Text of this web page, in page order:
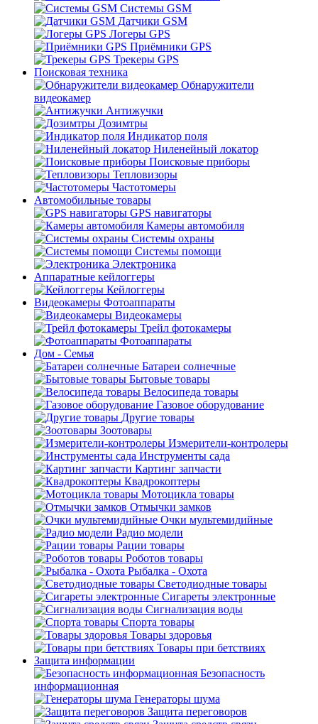
Системы GSM
Датчики GSM
Логеры GPS
Приёмники GPS
Трекеры GPS
Поисковая техника
Обнаружители
видеокамер
Антижучки
Дозимтры
Индикатор поля
Ниленейный локатор
Поисковые приборы
Тепловизоры
Частотомеры
Автомобильные товары
GPS навигаторы
Камеры автомобиля
Системы охраны
Системы помощи
Электроника
Аппаратные кейлоггеры
Кейлоггеры
Видеокамеры Фотоаппараты
Видеокамеры
Трейл фотокамеры
Фотоаппараты
Дом - Семья
Батареи солнечные
Бытовые товары
Велосипеда товары
Газовое оборудование
Другие товары
Зоотовары
Измерители-контролеры
Инструменты сада
Картинг запчасти
Квадрокоптеры
Мотоцикла товары
Отмычки замков
Очки мультемидийные
Радио модели
Рации товары
Роботов товары
Рыбалка - Охота
Светодиодные товары
Сигареты электронные
Сигнализация воды
Спорта товары
Товары здоровья
Товары при бетствиях
Защита информации
Безопасность
информационная
Генераторы шума
Защита переговоров